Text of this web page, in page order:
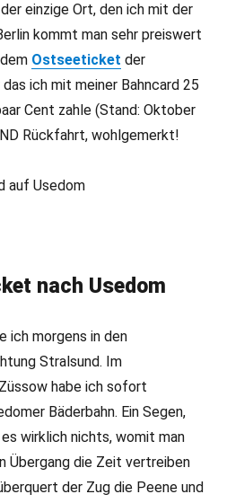
einzige Ort, den ich mit der
kommt man sehr preiswert
Ostseeticket der
ich mit meiner Bahncard 25
Cent zahle (Stand: Oktober
Rückfahrt, wohlgemerkt!
nach Usedom
ich morgens in den
Stralsund. Im
habe ich sofort
Bäderbahn. Ein Segen,
wirklich nichts, womit man
Übergang die Zeit vertreiben
der Zug die Peene und